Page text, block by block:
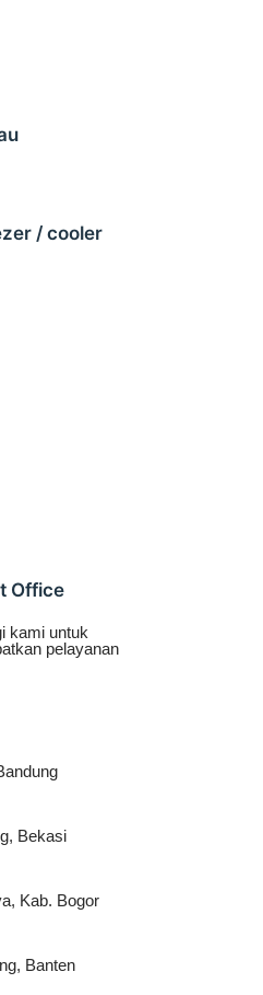
/ cooler
Office
kami untuk
pelayanan
Bekasi
Kab. Bogor
Banten